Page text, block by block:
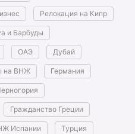
Релокация на Кипр
и Барбуды
ОАЭ Дубай
на ВНЖ Германия
Гражданство Греции
Испании Турция